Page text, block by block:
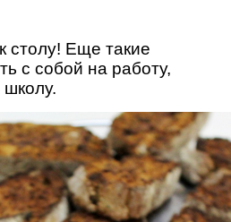
столу! Еще такие
с собой на работу,